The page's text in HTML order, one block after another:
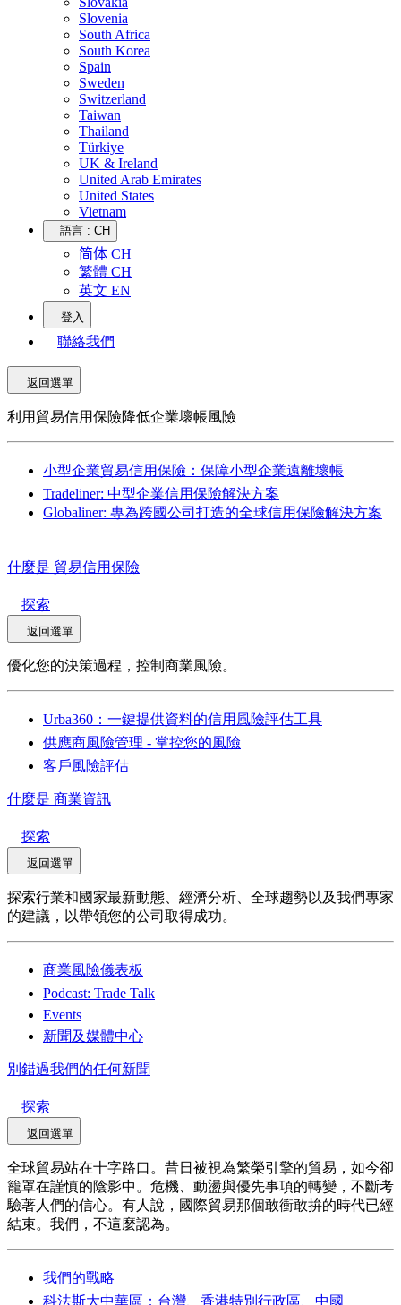
Slovenia
South Africa
South Korea
Spain
Sweden
Switzerland
Taiwan
Thailand
Türkiye
UK & Ireland
United Arab Emirates
United States
Vietnam
語言 : CH
简体 CH
繁體 CH
英文 EN
登入
聯絡我們
返回選單
利用貿易信用保險降低企業壞帳風險
小型企業貿易信用保險：保障小型企業遠離壞帳
Tradeliner: 中型企業信用保險解決方案
Globaliner: 專為跨國公司打造的全球信用保險解決方案
什麼是 貿易信用保險
探索
返回選單
優化您的決策過程，控制商業風險。
Urba360：一鍵提供資料的信用風險評估工具
供應商風險管理 - 掌控您的風險
客戶風險評估
什麼是 商業資訊
探索
返回選單
探索行業和國家最新動態、經濟分析、全球趨勢以及我們專家
的建議，以帶領您的公司取得成功。
商業風險儀表板
Podcast: Trade Talk
Events
新聞及媒體中心
別錯過我們的任何新聞
探索
返回選單
全球貿易站在十字路口。昔日被視為繁榮引擎的貿易，如今卻
籠罩在謹慎的陰影中。危機、動盪與優先事項的轉變，不斷考
驗著人們的信心。有人說，國際貿易那個敢衝敢拚的時代已經
結束。我們，不這麼認為。
我們的戰略
科法斯大中華區：台灣、香港特別行政區、中國